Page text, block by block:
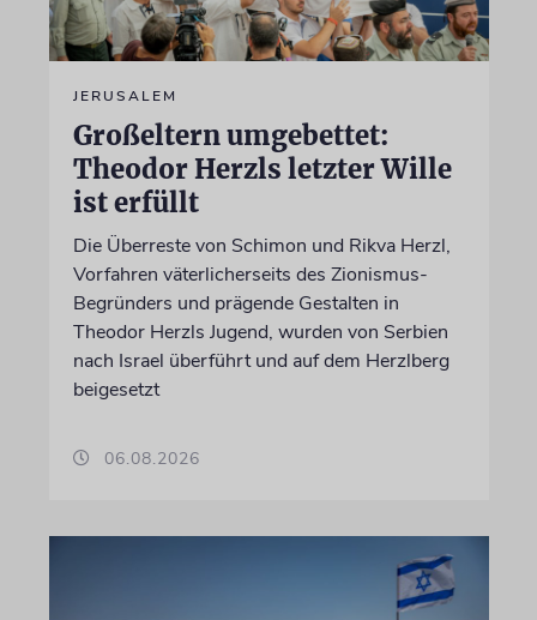
JERUSALEM
Großeltern umgebettet:
Theodor Herzls letzter Wille
ist erfüllt
Die Überreste von Schimon und Rikva Herzl,
Vorfahren väterlicherseits des Zionismus-
Begründers und prägende Gestalten in
Theodor Herzls Jugend, wurden von Serbien
nach Israel überführt und auf dem Herzlberg
beigesetzt
06.08.2026